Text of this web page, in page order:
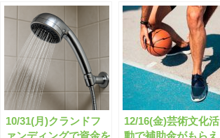
しませんか？
助金が出ます！
10/31(月)クランドフ
12/16(金)芸術文化活